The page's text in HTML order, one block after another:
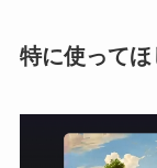
特に使って